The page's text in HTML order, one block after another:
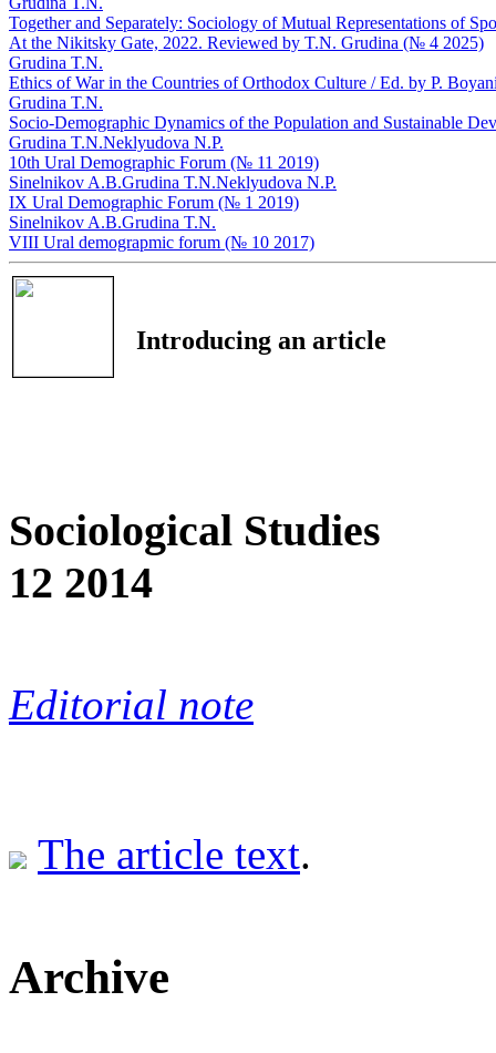
Together and Separately: Sociology of Mutual Representations of
At the Nikitsky Gate, 2022. Reviewed by T.N. Grudina (№ 4 2025)
Grudina T.N.
Ethics of War in the Countries of Orthodox Culture / Ed. by P.
Grudina T.N.
Socio-Demographic Dynamics of the Population and Sustainable
Grudina T.N.Neklyudova N.P.
10th Ural Demographic Forum (№ 11 2019)
Sinelnikov A.B.Grudina T.N.Neklyudova N.P.
IX Ural Demographic Forum (№ 1 2019)
Sinelnikov A.B.Grudina T.N.
VIII Ural demograpmic forum (№ 10 2017)
Introducing an article
Sociological Studies
12 2014
Editorial note
The article text.
Archive